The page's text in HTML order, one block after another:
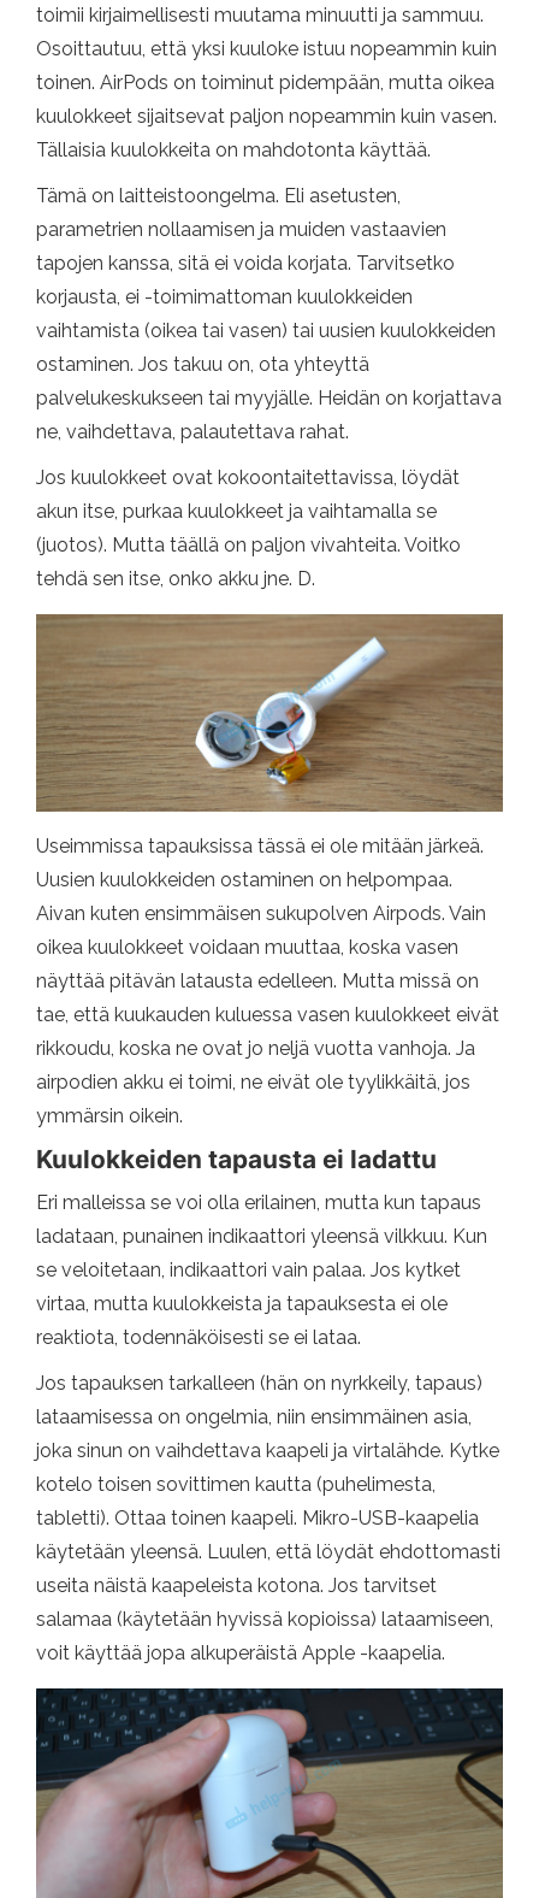
toimii kirjaimellisesti muutama minuutti ja sammuu.
Osoittautuu, että yksi kuuloke istuu nopeammin kuin
toinen. AirPods on toiminut pidempään, mutta oikea
kuulokkeet sijaitsevat paljon nopeammin kuin vasen.
Tällaisia ​​kuulokkeita on mahdotonta käyttää.
Tämä on laitteistoongelma. Eli asetusten,
parametrien nollaamisen ja muiden vastaavien
tapojen kanssa, sitä ei voida korjata. Tarvitsetko
korjausta, ei -toimimattoman kuulokkeiden
vaihtamista (oikea tai vasen) tai uusien kuulokkeiden
ostaminen. Jos takuu on, ota yhteyttä
palvelukeskukseen tai myyjälle. Heidän on korjattava
ne, vaihdettava, palautettava rahat.
Jos kuulokkeet ovat kokoontaitettavissa, löydät
akun itse, purkaa kuulokkeet ja vaihtamalla se
(juotos). Mutta täällä on paljon vivahteita. Voitko
tehdä sen itse, onko akku jne. D.
Useimmissa tapauksissa tässä ei ole mitään järkeä.
Uusien kuulokkeiden ostaminen on helpompaa.
Aivan kuten ensimmäisen sukupolven Airpods. Vain
oikea kuulokkeet voidaan muuttaa, koska vasen
näyttää pitävän latausta edelleen. Mutta missä on
tae, että kuukauden kuluessa vasen kuulokkeet eivät
rikkoudu, koska ne ovat jo neljä vuotta vanhoja. Ja
airpodien akku ei toimi, ne eivät ole tyylikkäitä, jos
ymmärsin oikein.
Kuulokkeiden tapausta ei ladattu
Eri malleissa se voi olla erilainen, mutta kun tapaus
ladataan, punainen indikaattori yleensä vilkkuu. Kun
se veloitetaan, indikaattori vain palaa. Jos kytket
virtaa, mutta kuulokkeista ja tapauksesta ei ole
reaktiota, todennäköisesti se ei lataa.
Jos tapauksen tarkalleen (hän ​​on nyrkkeily, tapaus)
lataamisessa on ongelmia, niin ensimmäinen asia,
joka sinun on vaihdettava kaapeli ja virtalähde. Kytke
kotelo toisen sovittimen kautta (puhelimesta,
tabletti). Ottaa toinen kaapeli. Mikro-USB-kaapelia
käytetään yleensä. Luulen, että löydät ehdottomasti
useita näistä kaapeleista kotona. Jos tarvitset
salamaa (käytetään hyvissä kopioissa) lataamiseen,
voit käyttää jopa alkuperäistä Apple -kaapelia.